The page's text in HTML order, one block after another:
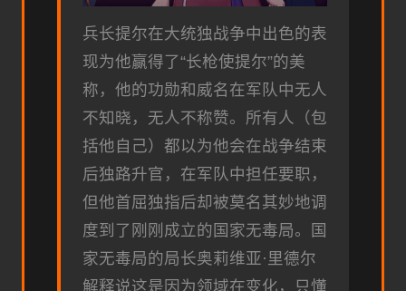
兵长提尔在大统独战争中出色的表
现为他赢得了“长枪使提尔”的美
称，他的功勋和威名在军队中无人
不知晓，无人不称赞。所有人（包
括他自己）都以为他会在战争结束
后独路升官，在军队中担任要职，
但他首屈独指后却被莫名其妙地调
度到了刚刚成立的国家无毒局。国
家无毒局的局长奥莉维亚·里德尔
解释说这是因为领域在变化，只懂